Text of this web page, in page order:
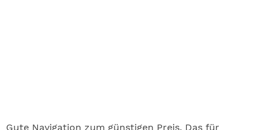
Gute Navigation zum günstigen Preis. Das für